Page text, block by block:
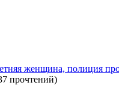
женщина, полиция
прочтений)